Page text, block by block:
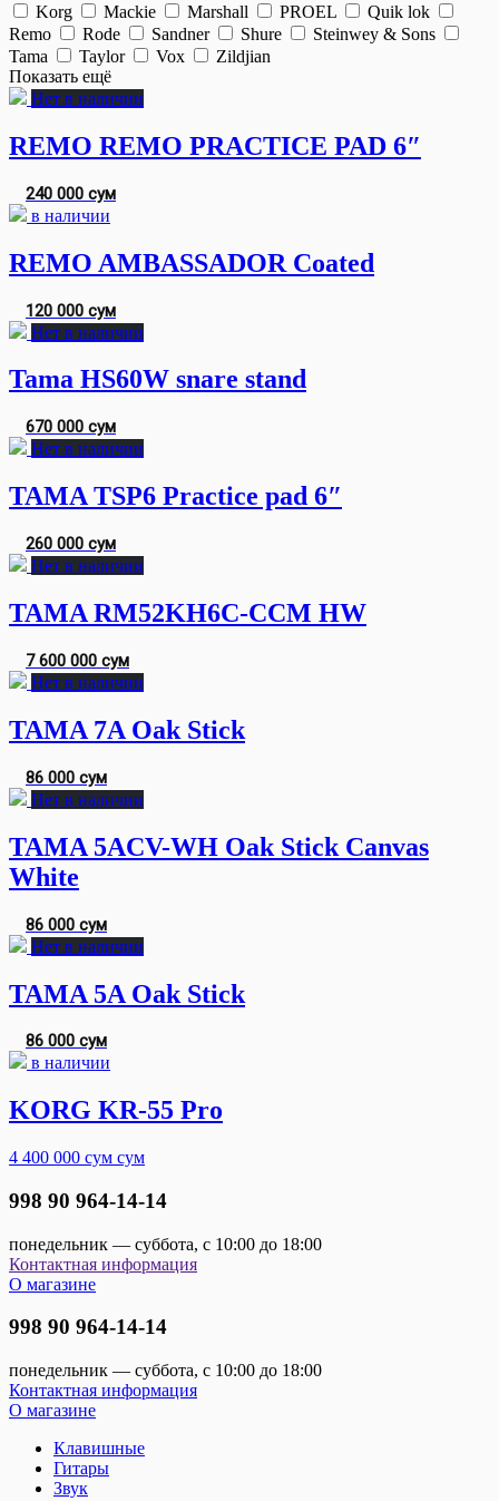
Korg
Mackie Marshall PROEL
Quik lok
Remo
Rode Sandner Shure
Steinwey & Sons
Tama
Taylor Vox
Zildjian
Показать ещё
Нет в наличии
REMO REMO PRACTICE PAD 6″
240 000 сум
в наличии
REMO AMBASSADOR Coated
120 000 сум
Нет в наличии
Tama HS60W snare stand
670 000 сум
Нет в наличии
TAMA TSP6 Practice pad 6″
260 000 сум
Нет в наличии
TAMA RM52KH6C-CCM HW
7 600 000 сум
Нет в наличии
TAMA 7A Oak Stick
86 000 сум
Нет в наличии
TAMA 5ACV-WH Oak Stick Canvas
White
86 000 сум
Нет в наличии
TAMA 5A Oak Stick
86 000 сум
в наличии
KORG KR-55 Pro
4 400 000 сум сум
998 90 964-14-14
понедельник — суббота, с 10:00 до 18:00
Контактная информация
О магазине
998 90 964-14-14
понедельник — суббота, с 10:00 до 18:00
Контактная информация
О магазине
Клавишные
Гитары
Звук